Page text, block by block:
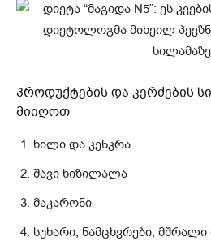
პროდუქტების და კერძების
მიიღოთ
ხილი და კენკრა
შავი ხიზილალა
მაკარონი
სუხარი, ნამცხვრები, მშრალი